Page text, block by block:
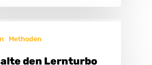
Methoden
den Lernturbo